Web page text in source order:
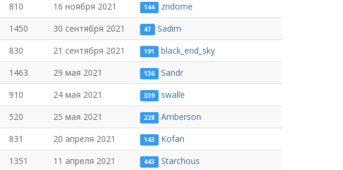
810 16 ноября 2021 144
zridome
1450 30 сентября 2021 47
Sadim
830 21 сентября 2021 191
black_end_sky
1463 29 мая 2021 136
Sandr
910 24 мая 2021 339
swalle
520 25 мая 2021 228
Amberson
831 20 апреля 2021 143
Kofan
1351 11 апреля 2021 443
Starchous